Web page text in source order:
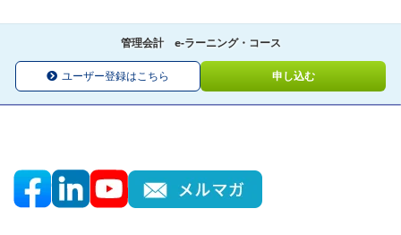
管理会計 e-ラーニング・コース
ユーザー登録はこちら 申し込む